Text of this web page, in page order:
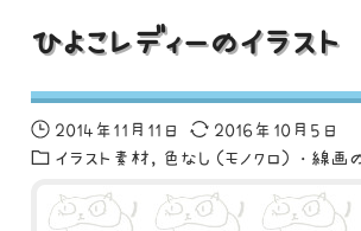
ひよこレディーのイラスト
2014年11月11日
2016年10月5日
イラスト素材
色なし（モノクロ）・線画